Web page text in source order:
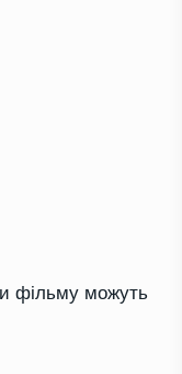
фільму можуть